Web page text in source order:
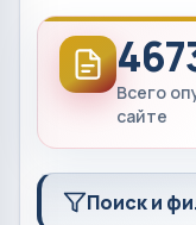
Всего
сайте
Поиск и